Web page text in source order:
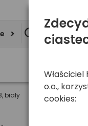
biały
o.o.,
cookies: